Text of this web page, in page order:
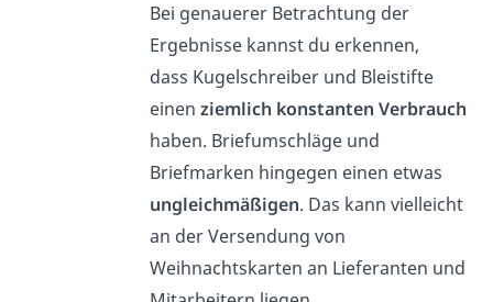
Bei genauerer Betrachtung der
Ergebnisse kannst du erkennen,
dass Kugelschreiber und Bleistifte
einenziemlich konstanten Verbrauch
haben. Briefumschläge und
Briefmarken hingegen einen etwas
ungleichmäßigen. Das kann vielleicht
an der Versendung von
Weihnachtskarten an Lieferanten und